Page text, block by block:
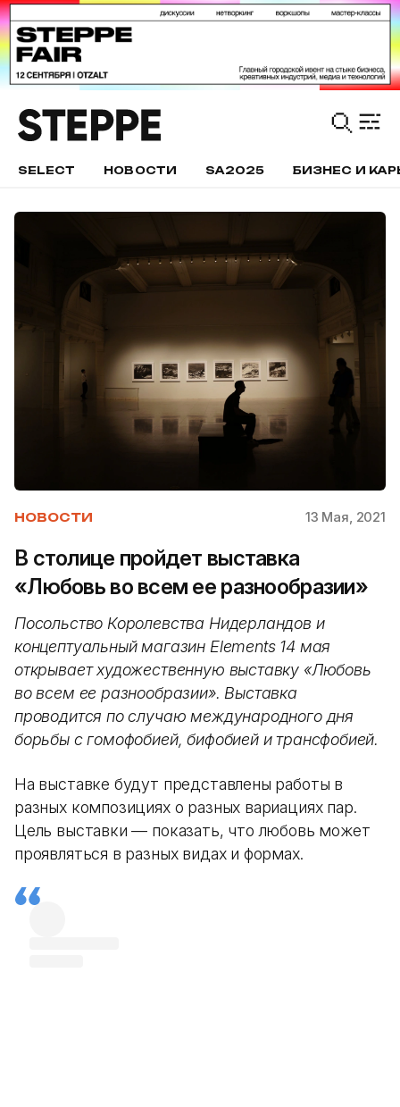
SELECT НОВОСТИ SA2025 БИЗНЕС И
НОВОСТИ 13 Мая, 2021
В столице пройдет выставка
«Любовь во всем ее разнообразии»
Посольство Королевства Нидерландов и
концептуальный магазин Elements 14 мая
открывает художественную выставку «Любовь
во всем ее разнообразии». Выставка
проводится по случаю международного дня
борьбы с гомофобией, бифобией и трансфобией.
На выставке будут представлены работы в
разных композициях о разных вариациях пар.
Цель выставки — показать, что любовь может
проявляться в разных видах и формах.